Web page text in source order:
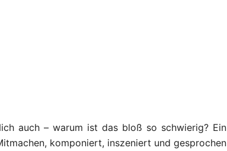
auch – warum ist das bloß so schwierig? Ein
komponiert, inszeniert und gesprochen